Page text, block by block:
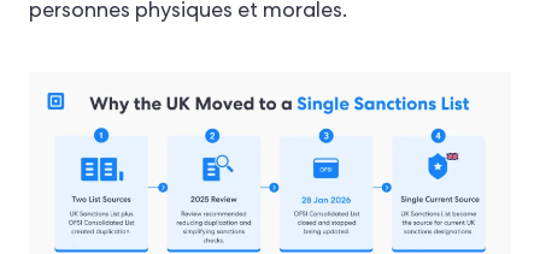
personnes physiques et morales.